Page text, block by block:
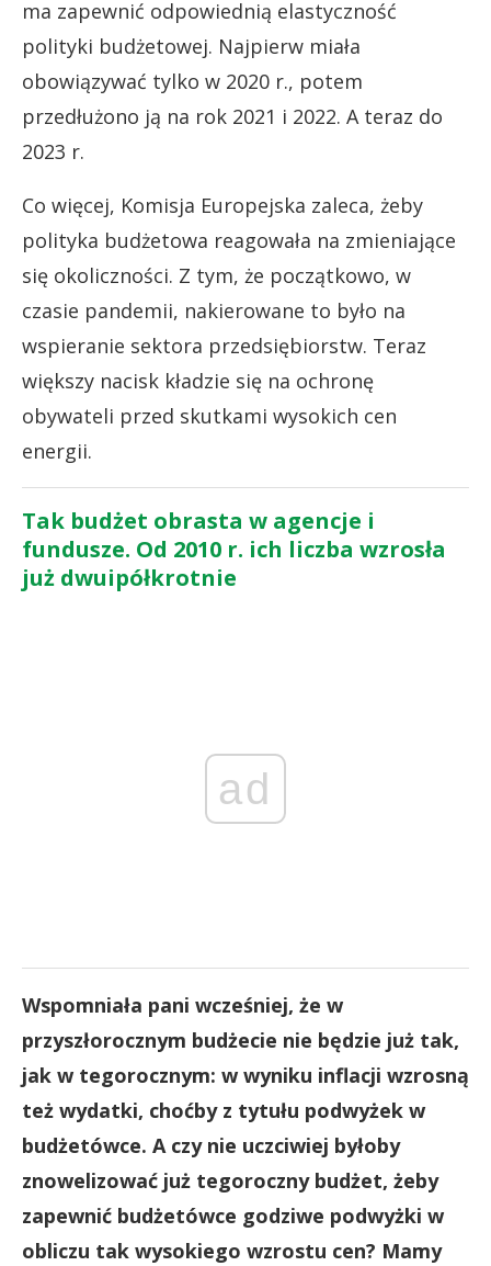
ma zapewnić odpowiednią elastyczność
polityki budżetowej. Najpierw miała
obowiązywać tylko w 2020 r., potem
przedłużono ją na rok 2021 i 2022. A teraz do
2023 r.
Co więcej, Komisja Europejska zaleca, żeby
polityka budżetowa reagowała na zmieniające
się okoliczności. Z tym, że początkowo, w
czasie pandemii, nakierowane to było na
wspieranie sektora przedsiębiorstw. Teraz
większy nacisk kładzie się na ochronę
obywateli przed skutkami wysokich cen
energii.
Tak budżet obrasta w agencje i
fundusze. Od 2010 r. ich liczba wzrosła
już dwuipółkrotnie
ad
Wspomniała pani wcześniej, że w
przyszłorocznym budżecie nie będzie już tak,
jak w tegorocznym: w wyniku inflacji wzrosną
też wydatki, choćby z tytułu podwyżek w
budżetówce. A czy nie uczciwiej byłoby
znowelizować już tegoroczny budżet, żeby
zapewnić budżetówce godziwe podwyżki w
obliczu tak wysokiego wzrostu cen? Mamy